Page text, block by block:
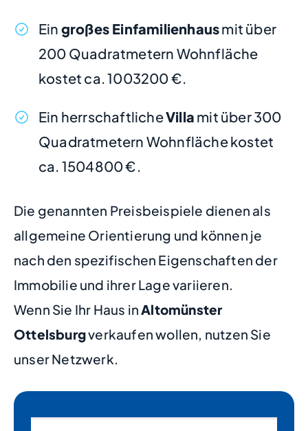
Ein großes Einfamilienhausmit über
200 Quadratmetern Wohnfläche
kostet ca. 1003200 €.
Ein herrschaftlicheVilla mit über 300
Quadratmetern Wohnfläche kostet
ca. 1504800 €.
Die genannten Preisbeispiele dienen als
allgemeine Orientierung und können je
nach den spezifischen Eigenschaften der
Immobilie und ihrer Lage variieren.
Wenn Sie Ihr Haus inAltomünster
Ottelsburgverkaufen wollen, nutzen Sie
unser Netzwerk.